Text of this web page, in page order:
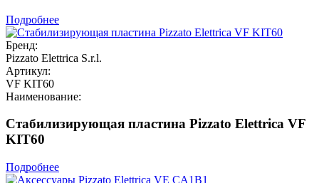
Подробнее
Бренд:
Pizzato Elettrica S.r.l.
Артикул:
VF KIT60
Наименование:
Стабилизирующая пластина Pizzato Elettrica VF
KIT60
Подробнее